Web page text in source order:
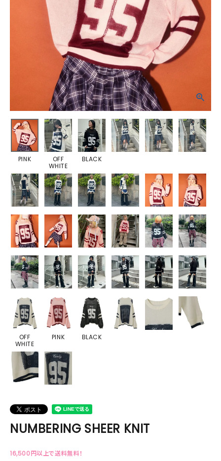
PINK
OFF
WHITE
BLACK
OFF
WHITE
PINK BLACK
NUMBERING SHEER KNIT
16,500円以上で送料無料！